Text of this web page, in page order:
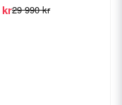
29 990 kr
kr